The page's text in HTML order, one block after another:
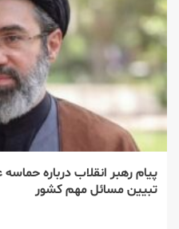
پیام رهبر انقلاب درباره
تبیین مسائل مهم کشور